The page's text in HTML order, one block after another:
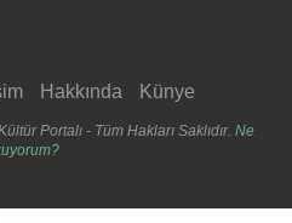
Hakkında Künye
Portalı - Tüm Hakları Saklıdır. Ne